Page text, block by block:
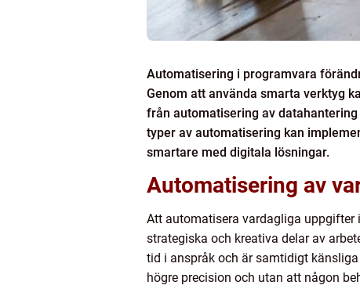
Automatisering i programvara
Genom att använda smarta verktyg
från automatisering av
typer av automatisering kan
smartare med digitala lösningar.
Automatisering av
Att automatisera vardagliga uppgifter i
strategiska och kreativa delar av
tid i anspråk och är samtidigt
högre precision och utan att någon